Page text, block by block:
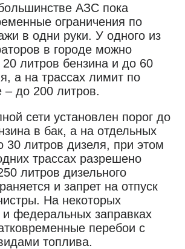
АЗС пока
ограничения по
в одни руки. У одного из
в городе можно
20 литров бензина и до 60
а на трассах лимит по
до 200 литров.
сети установлен порог до
в бак, а на отдельных
30 литров дизеля, при этом
трассах разрешено
литров дизельного
и запрет на отпуск
На некоторых
федеральных заправках
перебои с
топлива.